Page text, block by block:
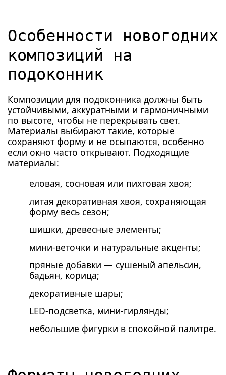
Особенности новогодних
композиций на
подоконник
Композиции для подоконника должны быть
устойчивыми, аккуратными и гармоничными
по высоте, чтобы не перекрывать свет.
Материалы выбирают такие, которые
сохраняют форму и не осыпаются, особенно
если окно часто открывают. Подходящие
материалы:
еловая, сосновая или пихтовая хвоя;
литая декоративная хвоя, сохраняющая
форму весь сезон;
шишки, древесные элементы;
мини-веточки и натуральные акценты;
пряные добавки — сушеный апельсин,
бадьян, корица;
декоративные шары;
LED-подсветка, мини-гирлянды;
небольшие фигурки в спокойной палитре.